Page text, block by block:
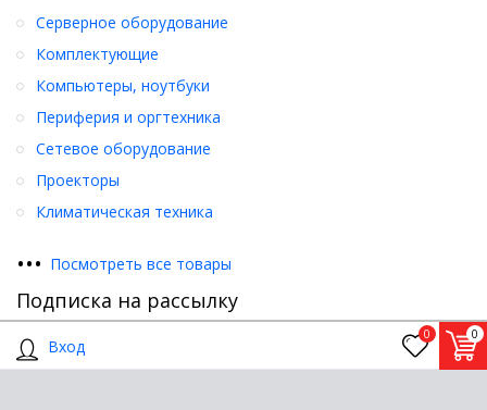
Вход
0 0
Серверное оборудование
Комплектующие
Компьютеры, ноутбуки
Периферия и оргтехника
Сетевое оборудование
Проекторы
Климатическая техника
••• Посмотреть все товары
Подписка на рассылку
Подписаться